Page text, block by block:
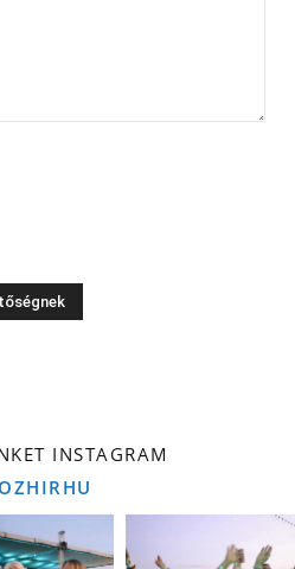
INSTAGRAM